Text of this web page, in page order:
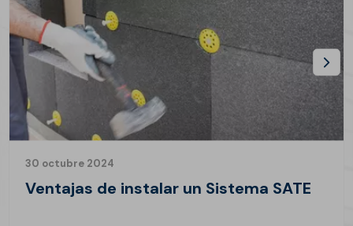
30 octubre 2024
Ventajas de instalar un Sistema SATE